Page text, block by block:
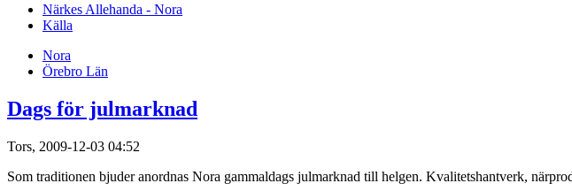
Närkes Allehanda - Nora
Källa
Nora
Örebro Län
Dags för julmarknad
Tors, 2009-12-03 04:52
Som traditionen bjuder anordnas Nora gammaldags julmarknad till helgen. Kvalitetshantverk,